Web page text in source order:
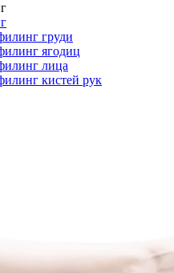
груди
ягодиц
лица
кистей рук